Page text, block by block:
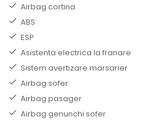
Airbag cortina
ABS
ESP
Asistenta electrica la franare
Sistem avertizare marsarier
Airbag sofer
Airbag pasager
Airbag genunchi sofer